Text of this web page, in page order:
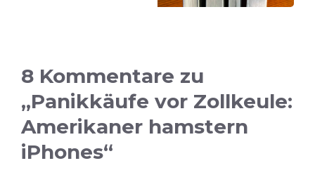
8 Kommentare zu
„Panikkäufe vor Zollkeule:
Amerikaner hamstern
iPhones“